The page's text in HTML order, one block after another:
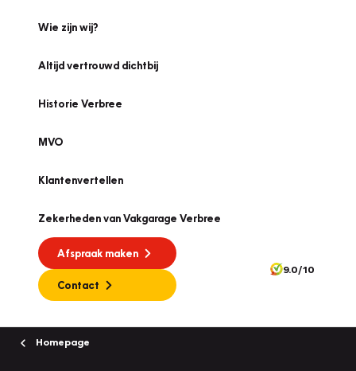
Wie zijn wij?
Altijd vertrouwd dichtbij
Historie Verbree
MVO
Klantenvertellen
Zekerheden van Vakgarage Verbree
Afspraak maken
Contact
9.0/10
Homepage